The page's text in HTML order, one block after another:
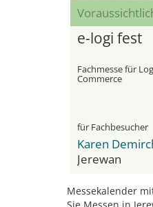
e-logi fest
Fachmesse für
Commerce
für Fachbesucher
Jerewan
Messekalender